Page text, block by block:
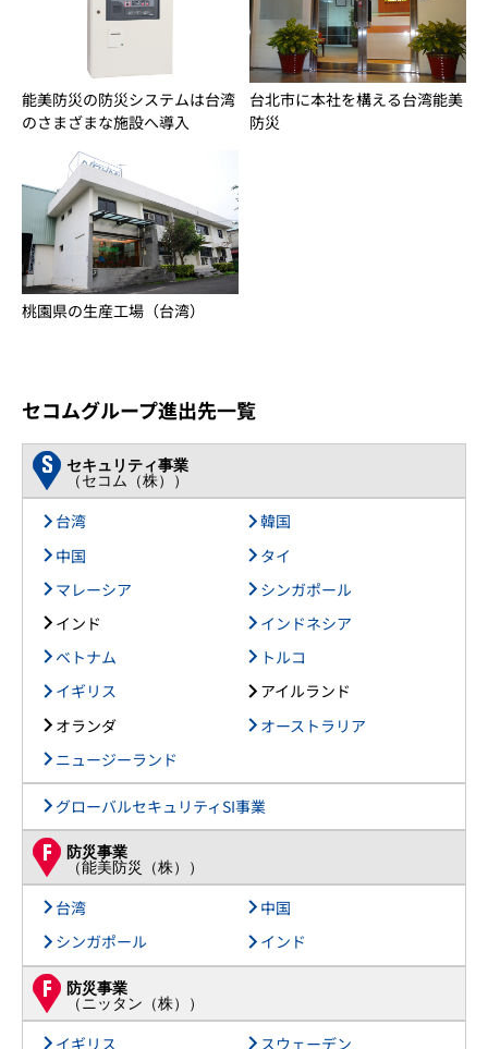
能美防災の防災システムは台湾
のさまざまな施設へ導入
台北市に本社を構える台湾能美
防災
桃園県の生産工場（台湾）
セコムグループ進出先一覧
セキュリティ事業
（セコム（株））
台湾
韓国
中国
タイ
マレーシア
シンガポール
インド
インドネシア
ベトナム
トルコ
イギリス
アイルランド
オランダ
オーストラリア
ニュージーランド
グローバルセキュリティSI事業
防災事業
（能美防災（株））
台湾
中国
シンガポール
インド
防災事業
（ニッタン（株））
イギリス スウェーデン